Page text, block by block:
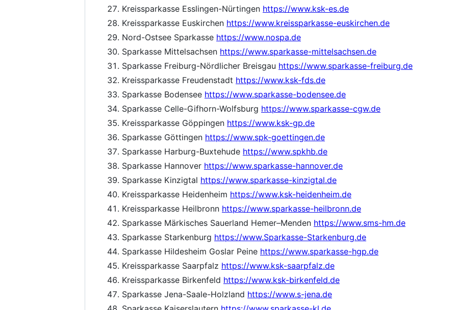
Kreissparkasse Esslingen-Nürtingen https://www.ksk-es.de
Kreissparkasse Euskirchen https://www.kreissparkasse-euskirchen.de
Nord-Ostsee Sparkasse https://www.nospa.de
Sparkasse Mittelsachsen https://www.sparkasse-mittelsachsen.de
Sparkasse Freiburg-Nördlicher Breisgau https://www.sparkasse-freiburg.de
Kreissparkasse Freudenstadt https://www.ksk-fds.de
Sparkasse Bodensee https://www.sparkasse-bodensee.de
Sparkasse Celle-Gifhorn-Wolfsburg https://www.sparkasse-cgw.de
Kreissparkasse Göppingen https://www.ksk-gp.de
Sparkasse Göttingen https://www.spk-goettingen.de
Sparkasse Harburg-Buxtehude https://www.spkhb.de
Sparkasse Hannover https://www.sparkasse-hannover.de
Sparkasse Kinzigtal https://www.sparkasse-kinzigtal.de
Kreissparkasse Heidenheim https://www.ksk-heidenheim.de
Kreissparkasse Heilbronn https://www.sparkasse-heilbronn.de
Sparkasse Märkisches Sauerland Hemer–Menden https://www.sms-hm.de
Sparkasse Starkenburg https://www.Sparkasse-Starkenburg.de
Sparkasse Hildesheim Goslar Peine https://www.sparkasse-hgp.de
Kreissparkasse Saarpfalz https://www.ksk-saarpfalz.de
Kreissparkasse Birkenfeld https://www.ksk-birkenfeld.de
Sparkasse Jena-Saale-Holzland https://www.s-jena.de